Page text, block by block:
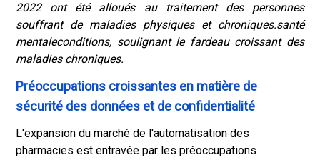
2022 ont été alloués au traitement des personnes
souffrant de maladies physiques et chroniques.santé
mentaleconditions, soulignant le fardeau croissant des
maladies chroniques.
Préoccupations croissantes en matière de
sécurité des données et de confidentialité
L'expansion du marché de l'automatisation des
pharmacies est entravée par les préoccupations